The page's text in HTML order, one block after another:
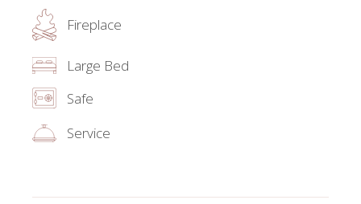
Fireplace
Large Bed
Safe
Service